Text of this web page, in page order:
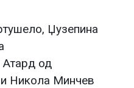
Џузепина
Атард од
и Никола Минчев